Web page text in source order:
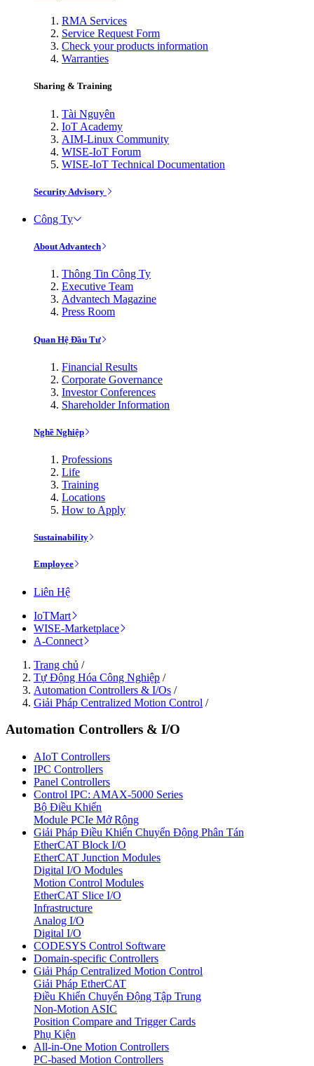
RMA Services
Service Request Form
Check your products information
Warranties
Sharing & Training
Tài Nguyên
IoT Academy
AIM-Linux Community
WISE-IoT Forum
WISE-IoT Technical Documentation
Security Advisory
Công Ty
About Advantech
Thông Tin Công Ty
Executive Team
Advantech Magazine
Press Room
Quan Hệ Đầu Tư
Financial Results
Corporate Governance
Investor Conferences
Shareholder Information
Nghề Nghiệp
Professions
Life
Training
Locations
How to Apply
Sustainability
Employee
Liên Hệ
IoTMart
WISE-Marketplace
A-Connect
Trang chủ /
Tự Động Hóa Công Nghiệp /
Automation Controllers & I/Os /
Giải Pháp Centralized Motion Control /
Automation Controllers & I/O
AIoT Controllers
IPC Controllers
Panel Controllers
Control IPC: AMAX-5000 Series
Bộ Điều Khiển
Module PCIe Mở Rộng
Giải Pháp Điều Khiển Chuyển Động Phân Tán
EtherCAT Block I/O
EtherCAT Junction Modules
Digital I/O Modules
Motion Control Modules
EtherCAT Slice I/O
Infrastructure
Analog I/O
Digital I/O
CODESYS Control Software
Domain-specific Controllers
Giải Pháp Centralized Motion Control
Giải Pháp EtherCAT
Điều Khiển Chuyển Động Tập Trung
Non-Motion ASIC
Position Compare and Trigger Cards
Phụ Kiện
All-in-One Motion Controllers
PC-based Motion Controllers